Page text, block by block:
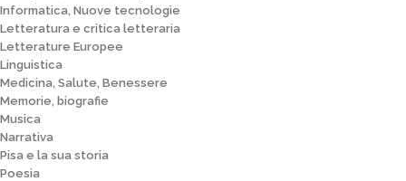
Informatica, Nuove tecnologie
Letteratura e critica letteraria
Letterature Europee
Linguistica
Medicina, Salute, Benessere
Memorie, biografie
Musica
Narrativa
Pisa e la sua storia
Poesia